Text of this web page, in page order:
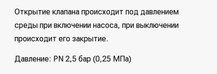
Открытие клапана происходит под давлением
среды при включении насоса, при выключении
происходит его закрытие.
Давление: PN 2,5 бар (0,25 МПа)